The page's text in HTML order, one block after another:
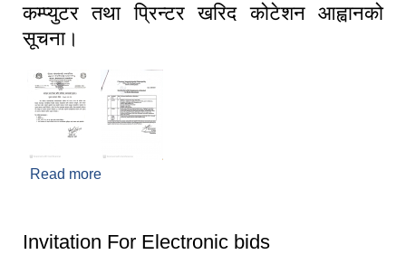
कम्प्युटर तथा प्रिन्टर खरिद कोटेशन आह्वानको
सूचना।
Read more
Invitation For Electronic bids